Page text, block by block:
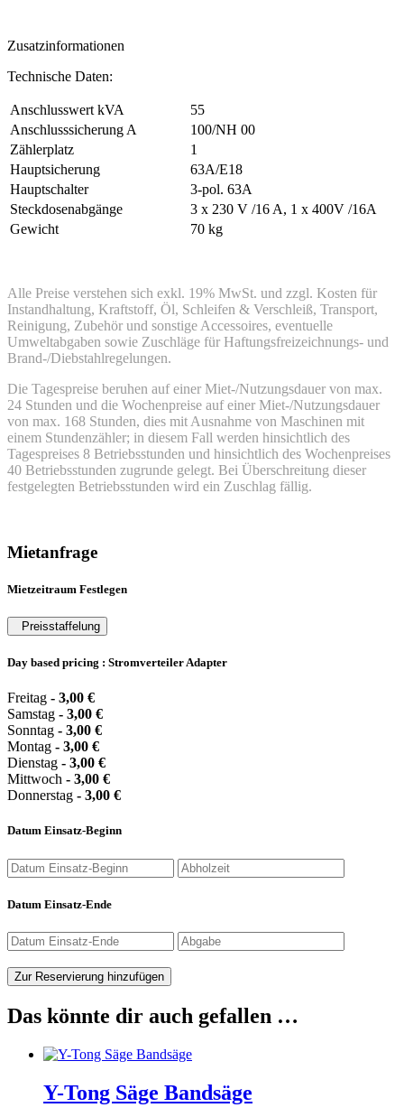
Zusatzinformationen
Technische Daten:
Anschlusswert kVA
55
Anschlusssicherung A
100/NH 00
Zählerplatz
1
Hauptsicherung
63A/E18
Hauptschalter
3-pol. 63A
Steckdosenabgänge
3 x 230 V /16 A, 1 x 400V /16A
Gewicht
70 kg
Alle Preise verstehen sich exkl. 19% MwSt. und zzgl. Kosten für
Instandhaltung, Kraftstoff, Öl, Schleifen & Verschleiß, Transport,
Reinigung, Zubehör und sonstige Accessoires, eventuelle
Umweltabgaben sowie Zuschläge für Haftungsfreizeichnungs- und
Brand-/Diebstahlregelungen.
Die Tagespreise beruhen auf einer Miet-/Nutzungsdauer von max.
24 Stunden und die Wochenpreise auf einer Miet-/Nutzungsdauer
von max. 168 Stunden, dies mit Ausnahme von Maschinen mit
einem Stundenzähler; in diesem Fall werden hinsichtlich des
Tagespreises 8 Betriebsstunden und hinsichtlich des Wochenpreises
40 Betriebsstunden zugrunde gelegt. Bei Überschreitung dieser
festgelegten Betriebsstunden wird ein Zuschlag fällig.
Mietanfrage
Mietzeitraum Festlegen
Preisstaffelung
Day based pricing : Stromverteiler Adapter
Freitag - 3,00 €
Samstag - 3,00 €
Sonntag - 3,00 €
Montag - 3,00 €
Dienstag - 3,00 €
Mittwoch - 3,00 €
Donnerstag - 3,00 €
Datum Einsatz-Beginn
Datum Einsatz-Ende
Zur Reservierung hinzufügen
Das könnte dir auch gefallen …
Y-Tong Säge Bandsäge